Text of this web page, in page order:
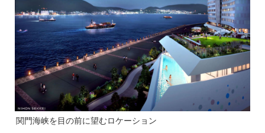
関門海峡を目の前に望むロケーション